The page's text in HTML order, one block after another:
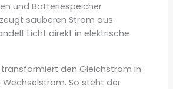
und Batteriespeicher
sauberen Strom aus
Licht direkt in elektrische
transformiert den Gleichstrom in
So steht der